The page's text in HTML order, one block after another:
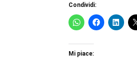
Condividi:
Mi piace: